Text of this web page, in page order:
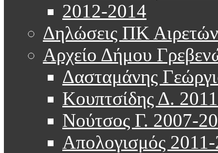
2012-2014
Δηλώσεις ΠΚ Αιρετών
Αρχείο Δήμου
Δασταμάνης
Κουπτσίδης Δ.
Νούτσος Γ. 2007-
Απολογισμός